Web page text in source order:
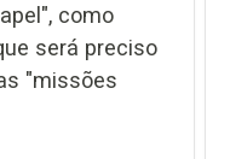
como
será preciso
"missões